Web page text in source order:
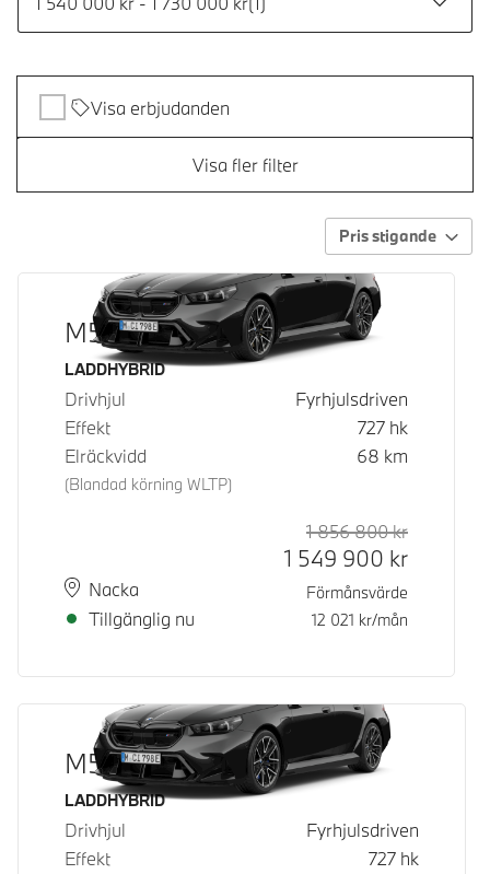
Visa erbjudanden
Visa fler filter
Pris stigande
M5 Sedan
Bränsle
LADDHYBRID
Drivhjul
Fyrhjulsdriven
Effekt
727 hk
Elräckvidd
(Blandad körning WLTP)
68 km
PlatsNacka
Leveranstid
Tillgänglig nu
Rek. ord
1 856 800kr
1 549 900 kr
Förmånsvärde
12 021 kr/mån
M5 Sedan
Bränsle
LADDHYBRID
Drivhjul
Fyrhjulsdriven
Effekt
727 hk